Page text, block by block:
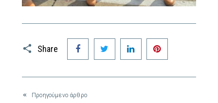
Share
Facebook Twitter LinkedIn
Προηγούμενο άρθρο